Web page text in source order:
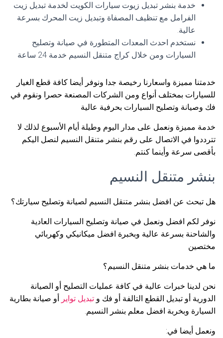
خدمة بنشر تبديل زيوت سيارات الكويت لخدمة تبديل زيت
الفرامل مع تنظيف المصفاة وتبديل زيت المحرك بسرعة
عالية.
نستخدم احدث المعدات المتطورة في صيانة وتصليح
السيارات ومن خلال كراج متنقل النسيم خدمة 24 ساعة
خدمتنا مميزة واسعارنا رخيصة جدا ونوفر أيضا كافة قطع الغيار
للسيارات بمختلف أنواع ومن الشركات المصنعة حصرا ونقوم في
فك وصيانة وتصليح السيارات بحرفية عالية
خدمة مميزة ونعمل على مدار اليوم وطيلة أيام الأسبوع لذلك لا
تترددوا في الاتصال على رقم بنشر متنقل النسيم لنصل اليكم
بأقصى سرعة وأينما كنتم.
بنشر متنقل النسيم
هل تبحث عن افضل بنشر متنقل النسيم لصيانة وتصليح سيارتك؟
نوفر لكم افضل ونعمل في صيانة وتصليح السيارات العادية
والشاحنة بسرعة عالية وبخبرة افضل ميكانيكي وكهربائي
مختصين
ما هي خدمات بنشر متنقل النسيم؟
نحن لدينا خبرات عالية في كافة عمليات التصليح أو الصيانة
الدورية أو تبديل القطع التالفة أو فك و تبديل تواير أو صيانة بطارية
السيارة وبخربة افضل معلم بنشر النسيم.
ونعمل أيضا في: